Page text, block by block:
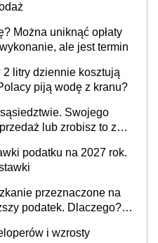
Można uniknąć opłaty
ale jest termin
litry dziennie kosztują
piją wodę z kranu?
Swojego
lub zrobisz to ze
podatku na 2027 rok.
przeznaczone na
podatek. Dlaczego?
i wzrosty